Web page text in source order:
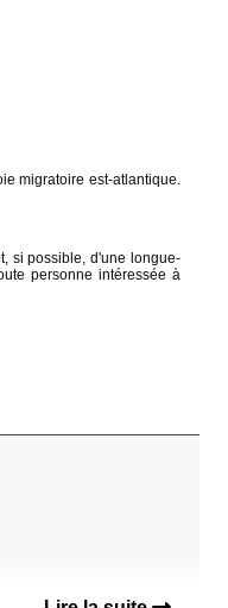
migratoire est-atlantique.
si possible, d'une longue-
personne intéressée à